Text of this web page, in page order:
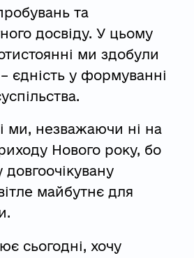
та
досвіду. У цьому
ми здобули
єдність у формуванні
ми, незважаючи ні на
Нового року, бо
майбутнє для
сьогодні, хочу